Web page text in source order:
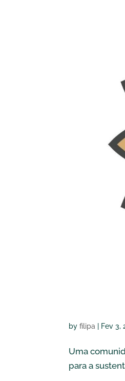
byfilipa Fev 3,
Uma
para a